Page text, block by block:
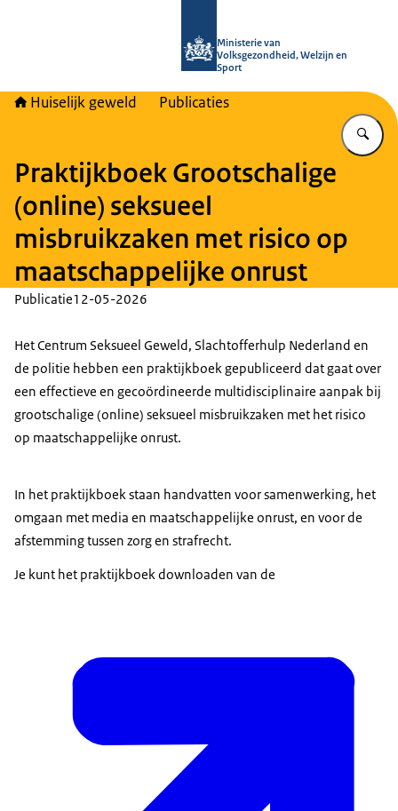
Ministerie van
Volksgezondheid, Welzijn en
Sport
Huiselijk geweld Publicaties
Praktijkboek Grootschalige
(online) seksueel
misbruikzaken met risico op
maatschappelijke onrust
Publicatie12-05-2026
Het Centrum Seksueel Geweld, Slachtofferhulp Nederland en
de politie hebben een praktijkboek gepubliceerd dat gaat over
een effectieve en gecoördineerde multidisciplinaire aanpak bij
grootschalige (online) seksueel misbruikzaken met het risico
op maatschappelijke onrust.
In het praktijkboek staan handvatten voor samenwerking, het
omgaan met media en maatschappelijke onrust, en voor de
afstemming tussen zorg en strafrecht.
Je kunt het praktijkboek downloaden van de